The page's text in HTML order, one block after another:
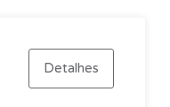
Detalhes